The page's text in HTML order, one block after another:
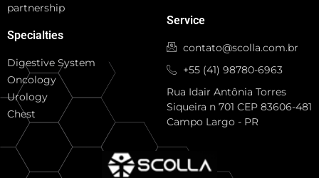
partnership
Specialties
Digestive System
Oncology
Urology
Chest
Service
contato@scolla.com.br
+55 (41) 98780-6963
Rua Idair Antônia Torres
Siqueira n 701 CEP 83606-481
Campo Largo - PR